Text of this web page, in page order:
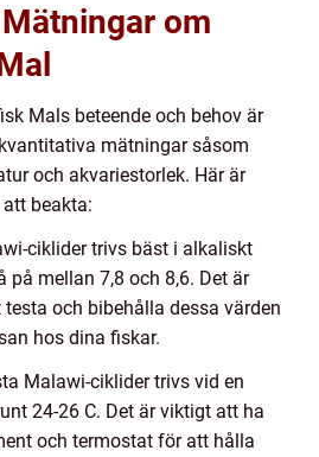
om
Mals beteende och behov är
mätningar såsom
och akvariestorlek. Här är
beakta:
ciklider trivs bäst i alkaliskt
på mellan 7,8 och 8,6. Det är
och bibehålla dessa värden
hos dina fiskar.
Malawi-ciklider trivs vid en
24-26 C. Det är viktigt att ha
och termostat för att hålla